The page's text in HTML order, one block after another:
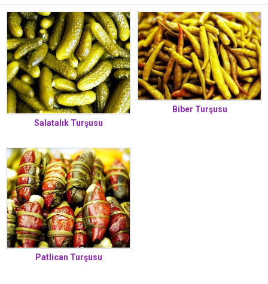
Salatalık Turşusu
Biber Turşusu
Patlican Turşusu